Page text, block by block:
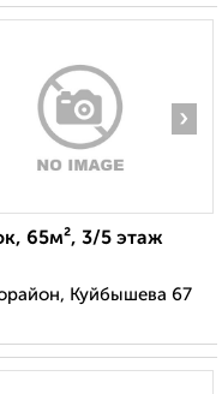
›
65м², 3/5 этаж
Куйбышева 67